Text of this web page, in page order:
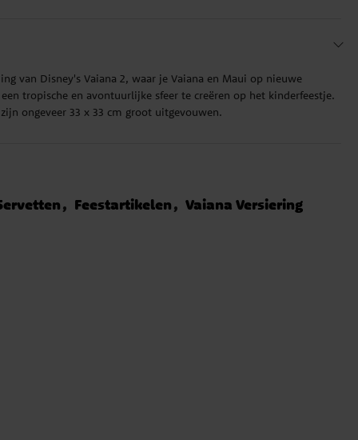
van Disney's Vaiana 2, waar je Vaiana en Maui op nieuwe
tropische en avontuurlijke sfeer te creëren op het kinderfeestje.
ongeveer 33 x 33 cm groot uitgevouwen.
Feestartikelen Vaiana Versiering